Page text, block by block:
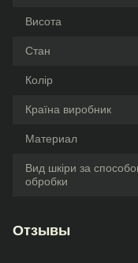
Висота
Стан
Колір
Країна виробник
Материал
Вид шкіри за
обробки
Отзывы